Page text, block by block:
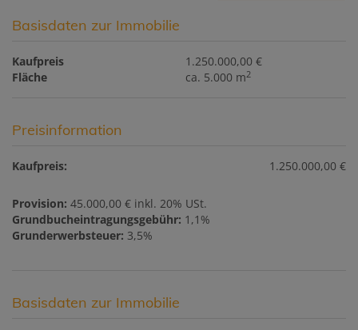
Basisdaten zur Immobilie
Kaufpreis
1.250.000,00 €
Fläche
ca. 5.000 m2
Preisinformation
Kaufpreis: 1.250.000,00 €
Provision: 45.000,00 € inkl. 20% USt.
Grundbucheintragungsgebühr: 1,1%
Grunderwerbsteuer: 3,5%
Basisdaten zur Immobilie